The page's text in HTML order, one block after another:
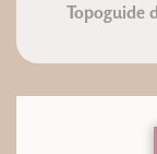
Topoguide